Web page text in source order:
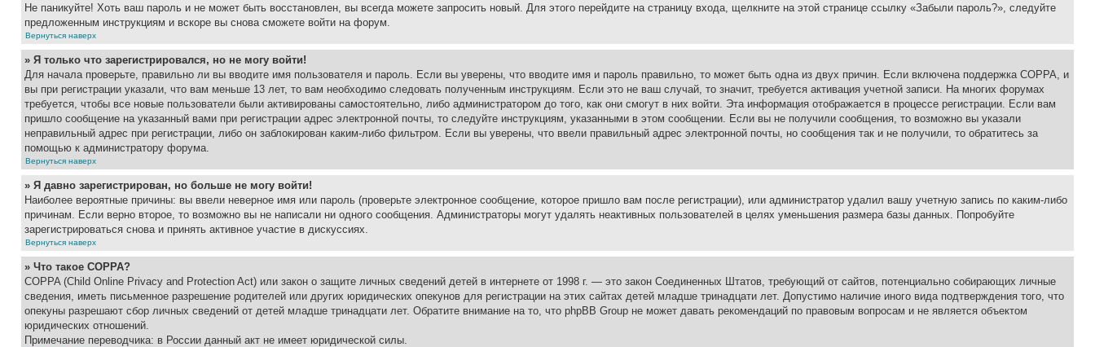
Не паникуйте! Хоть ваш пароль и не может быть восстановлен, вы всегда можете запросить новый. Для этого перейдите на страницу входа, щелкните на этой странице ссылку «Забыли пароль?», следуйте
предложенным инструкциям и вскоре вы снова сможете войти на форум.
Вернуться наверх
» Я только что зарегистрировался, но не могу войти!
Для начала проверьте, правильно ли вы вводите имя пользователя и пароль. Если вы уверены, что вводите имя и пароль правильно, то может быть одна из двух причин. Если включена поддержка COPPA, и
вы при регистрации указали, что вам меньше 13 лет, то вам необходимо следовать полученным инструкциям. Если это не ваш случай, то значит, требуется активация учетной записи. На многих форумах
требуется, чтобы все новые пользователи были активированы самостоятельно, либо администратором до того, как они смогут в них войти. Эта информация отображается в процессе регистрации. Если вам
пришло сообщение на указанный вами при регистрации адрес электронной почты, то следуйте инструкциям, указанными в этом сообщении. Если вы не получили сообщения, то возможно вы указали
неправильный адрес при регистрации, либо он заблокирован каким-либо фильтром. Если вы уверены, что ввели правильный адрес электронной почты, но сообщения так и не получили, то обратитесь за
помощью к администратору форума.
Вернуться наверх
» Я давно зарегистрирован, но больше не могу войти!
Наиболее вероятные причины: вы ввели неверное имя или пароль (проверьте электронное сообщение, которое пришло вам после регистрации), или администратор удалил вашу учетную запись по каким-либо
причинам. Если верно второе, то возможно вы не написали ни одного сообщения. Администраторы могут удалять неактивных пользователей в целях уменьшения размера базы данных. Попробуйте
зарегистрироваться снова и принять активное участие в дискуссиях.
Вернуться наверх
» Что такое COPPA?
COPPA (Child Online Privacy and Protection Act) или закон о защите личных сведений детей в интернете от 1998 г. — это закон Соединенных Штатов, требующий от сайтов, потенциально собирающих личные
сведения, иметь письменное разрешение родителей или других юридических опекунов для регистрации на этих сайтах детей младше тринадцати лет. Допустимо наличие иного вида подтверждения того, что
опекуны разрешают сбор личных сведений от детей младше тринадцати лет. Обратите внимание на то, что phpBB Group не может давать рекомендаций по правовым вопросам и не является объектом
юридических отношений.
Примечание переводчика: в России данный акт не имеет юридической силы.